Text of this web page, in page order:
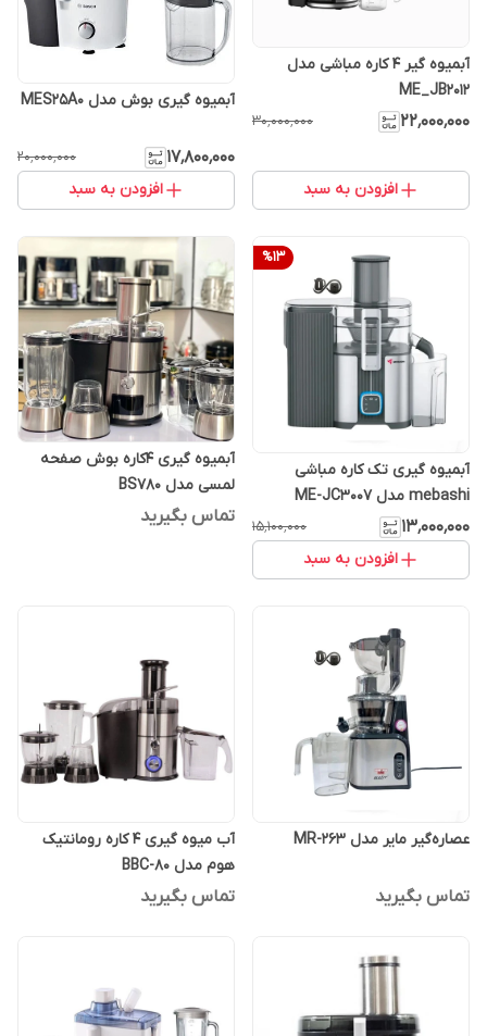
آبمیوه گیر 4 کاره مباشی مدل
ME_JB2012
۲۲٬۰۰۰٬۰۰۰ ۳۰٬۰۰۰٬۰۰۰
افزودن به سبد
آبمیوه گیری بوش مدل MES25A0
۱۷٬۸۰۰٬۰۰۰ ۲۰٬۰۰۰٬۰۰۰
افزودن به سبد
%13
آبمیوه گیری تک کاره مباشی
mebashi مدل ME-JC3007
۱۳٬۰۰۰٬۰۰۰ ۱۵٬۱۰۰٬۰۰۰
افزودن به سبد
آبمیوه گیری 4کاره بوش صفحه
لمسی مدل BS780
تماس بگیرید
عصاره‌گیر مایر مدل MR-263
تماس بگیرید
آب میوه گیری 4 کاره رومانتیک
هوم مدل BBC-80
تماس بگیرید